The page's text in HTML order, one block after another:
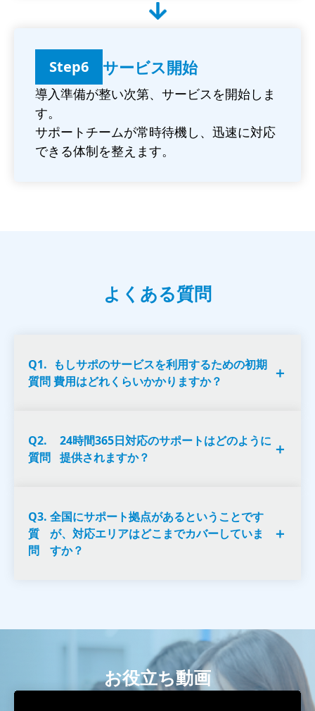
Step6 サービス開始
導入準備が整い次第、サービスを開始しま
す。
サポートチームが常時待機し、迅速に対応
できる体制を整えます。
よくある質問
Q1.
質問
もしサポのサービスを利用するための初期
費用はどれくらいかかりますか？
＋
A.サービスの内容や規模によって異なります
が、初期費用にはシステム導入費用や設定費
いたしますので、お気軽にお問合せくださ
い。
Q2.
質問
24時間365日対応のサポートはどのように
提供されますか？
＋
A.もしサポの24時間365日対応のサポートは、有
人のコンタクトセンタによって提供されま
す。 お客様からの緊急の問合わせやトラブル
Q3.
質
問
全国にサポート拠点があるということです
が、対応エリアはどこまでカバーしていま
すか？
＋
持ち、主要都市を網羅しています。最寄りの
サービス拠点から迅速に作業員が駆けつけ、
お客様のIT関連の課題を迅速に解決します。
お役立ち動画